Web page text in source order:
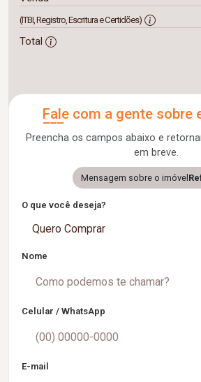
(ITBI, Registro, Escritura e Certidões)
Total
Fale com a gente sobre
Preencha os campos abaixo e
em breve.
Mensagem sobre o imóvel
O que você deseja?
Quero Comprar
Nome
Celular / WhatsApp
E-mail